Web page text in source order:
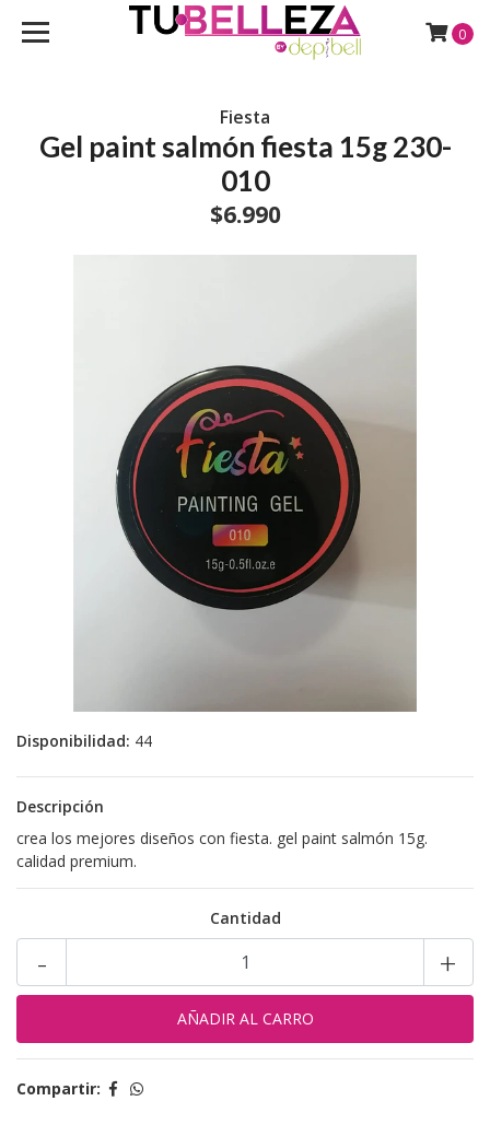
0
Fiesta
Gel paint salmón fiesta 15g 230-
010
$6.990
Disponibilidad: 44
Descripción
crea los mejores diseños con fiesta. gel paint salmón 15g.
calidad premium.
Cantidad
+
-
Compartir: